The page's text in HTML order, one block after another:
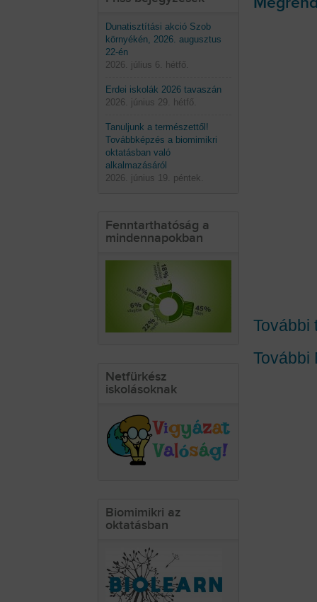
Dunatisztítási akció Szob
környékén, 2026. augusztus
22-én
2026. július 6. hétfő.
Erdei iskolák 2026 tavaszán
2026. június 29. hétfő.
Tanuljunk a természettől!
Továbbképzés a biomimikri
oktatásban való
alkalmazásáról
2026. június 19. péntek.
Fenntarthatóság a
mindennapokban
Netfürkész
iskolásoknak
Biomimikri az
oktatásban
További
További